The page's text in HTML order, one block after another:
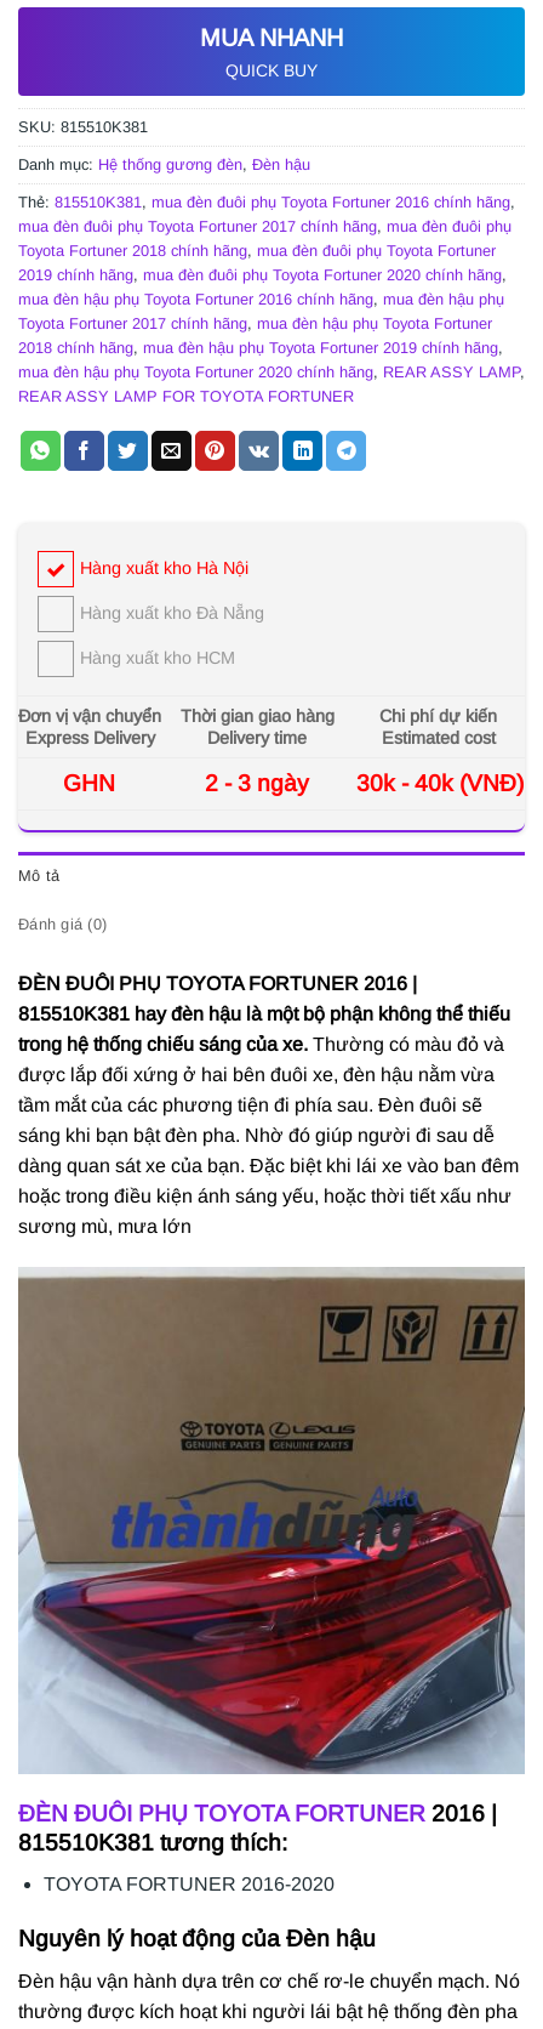
MUA NHANH
QUICK BUY
SKU: 815510K381
Danh mục: Hệ thống gương đèn, Đèn hậu
Thẻ: 815510K381, mua đèn đuôi phụ Toyota Fortuner 2016 chính hãng,
mua đèn đuôi phụ Toyota Fortuner 2017 chính hãng, mua đèn đuôi phụ
Toyota Fortuner 2018 chính hãng, mua đèn đuôi phụ Toyota Fortuner
2019 chính hãng, mua đèn đuôi phụ Toyota Fortuner 2020 chính hãng,
mua đèn hậu phụ Toyota Fortuner 2016 chính hãng, mua đèn hậu phụ
Toyota Fortuner 2017 chính hãng, mua đèn hậu phụ Toyota Fortuner
2018 chính hãng, mua đèn hậu phụ Toyota Fortuner 2019 chính hãng,
mua đèn hậu phụ Toyota Fortuner 2020 chính hãng, REAR ASSY LAMP,
REAR ASSY LAMP FOR TOYOTA FORTUNER
Hàng xuất kho Hà Nội
Hàng xuất kho Đà Nẵng
Hàng xuất kho HCM
Đơn vị vận chuyển
Express Delivery
Thời gian giao hàng
Delivery time
Chi phí dự kiến
Estimated cost
GHN 2 - 3 ngày 30k - 40k (VNĐ)
Mô tả
Đánh giá (0)
ĐÈN ĐUÔI PHỤ TOYOTA FORTUNER 2016 |
815510K381 hay đèn hậu là một bộ phận không thể thiếu
trong hệ thống chiếu sáng của xe. Thường có màu đỏ và
được lắp đối xứng ở hai bên đuôi xe, đèn hậu nằm vừa
tầm mắt của các phương tiện đi phía sau. Đèn đuôi sẽ
sáng khi bạn bật đèn pha. Nhờ đó giúp người đi sau dễ
dàng quan sát xe của bạn. Đặc biệt khi lái xe vào ban đêm
hoặc trong điều kiện ánh sáng yếu, hoặc thời tiết xấu như
sương mù, mưa lớn
ĐÈN ĐUÔI PHỤ TOYOTA FORTUNER 2016 |
815510K381 tương thích:
TOYOTA FORTUNER 2016-2020
Nguyên lý hoạt động của Đèn hậu
Đèn hậu vận hành dựa trên cơ chế rơ-le chuyển mạch. Nó
thường được kích hoạt khi người lái bật hệ thống đèn pha